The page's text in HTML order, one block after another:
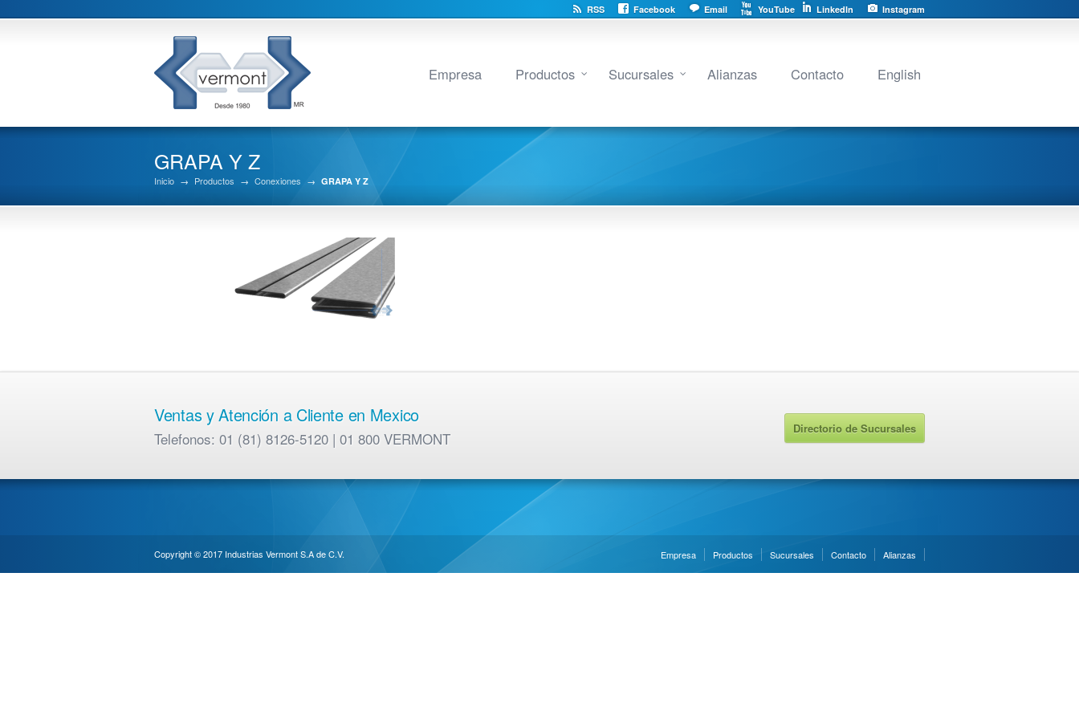
RSS Facebook Email YouTube LinkedIn Instagram
Empresa Productos Sucursales Alianzas Contacto English
GRAPA Y Z
Inicio → Productos → Conexiones → GRAPA Y Z
Ventas y Atención a Cliente en Mexico
Telefonos: 01 (81) 8126-5120 | 01 800 VERMONT
Directorio de Sucursales
Copyright © 2017 Industrias Vermont S.A de C.V. Empresa Productos Sucursales Contacto Alianzas